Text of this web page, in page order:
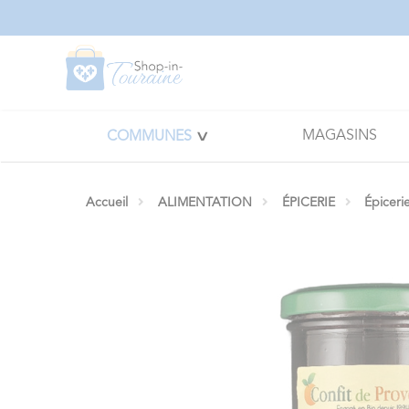
COMMUNES MAGASINS
Accueil ALIMENTATION ÉPICERIE